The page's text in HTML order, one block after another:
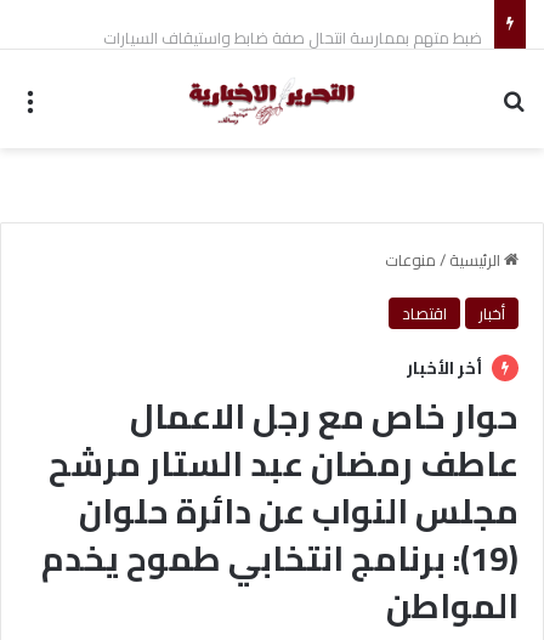
الرئيسية/منوعات
أخبار
اقتصاد
أخر الأخبار
حوار خاص مع رجل الاعمال
عاطف رمضان عبد الستار مرشح
مجلس النواب عن دائرة حلوان
(19): برنامج انتخابي طموح يخدم
المواطن